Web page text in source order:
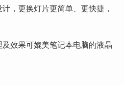
，更换灯片更简单、更快捷，
效果可媲美笔记本电脑的液晶